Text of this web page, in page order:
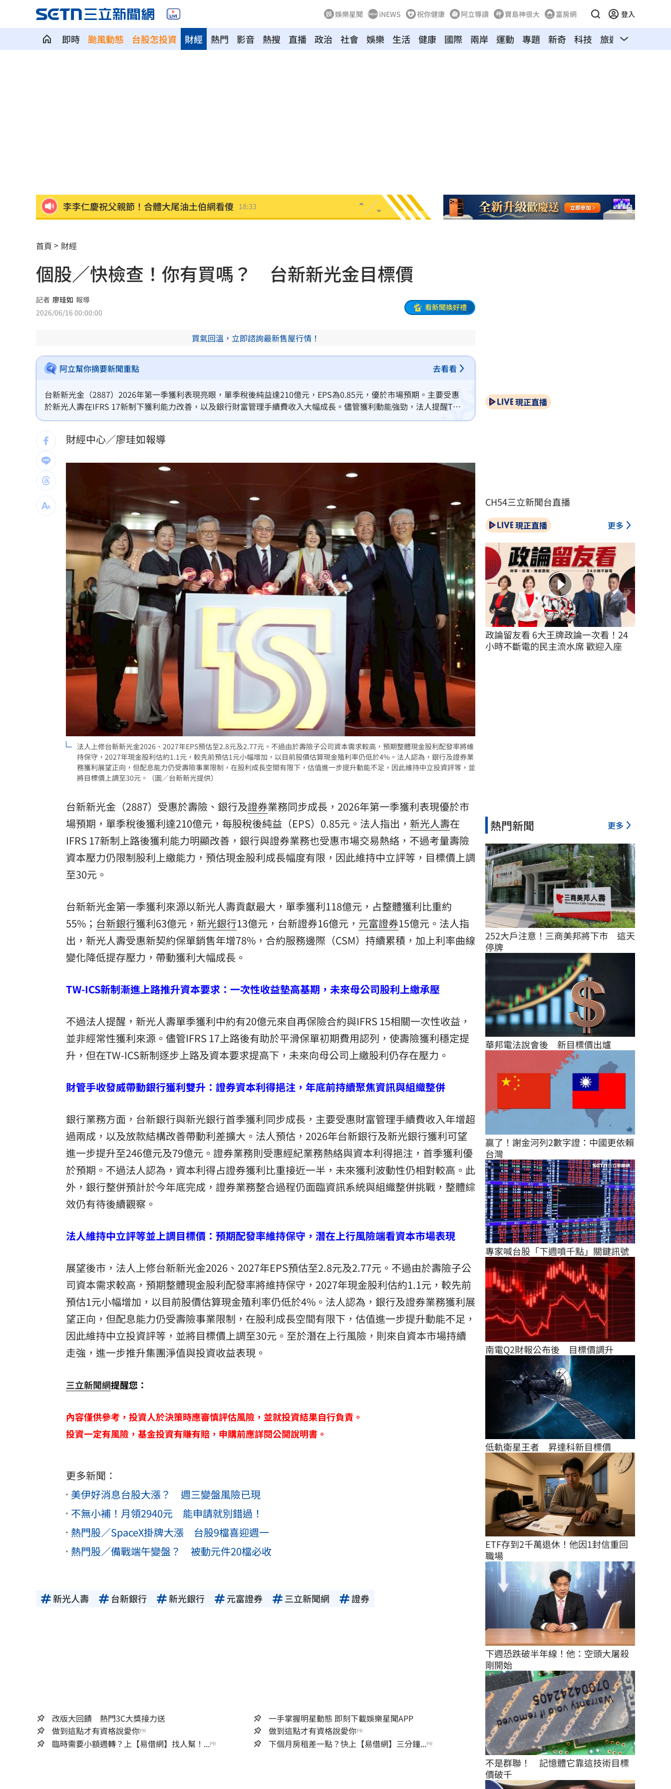
娛樂星聞 iNEWS 祝你健康 阿立導讀 寶島神很大 富房網 登入
即時 颱風動態 台股怎投資 熱門 影音 熱搜 直播 政治 社會 娛樂 生活 健康 國際 兩岸 運動
財經 專題 新奇 科技 旅遊 汽車
李李仁慶祝父親節！合體大尾油土伯網看傻 18:33
傳與女員工婚外情助升遷 FIFA主席回應了
台灣高中生超神！這賽事拿下1金2銀2銅 18:27
二伯衣印哈哈鄙卑 專家：別穿去日本被笑
向中國洩半導體機密 前SK海力士員工慘了
基隆房仲淹水控回覆不實 公所：門牌誤會 18:18
戰疫苗！他再批蔣萬安：神也是你鬼也是你
星二代闖好聲音挨轟 歌手親姊心疼發聲了 18:13
命理師騙「子宮有嬰靈」拿雞蛋性侵得逞 18:13
42歲情色片女星閃嫁 對象是前職棒投手
黃仁勳告白喜歡華莎！她尬稱：不知他是誰 18:10
風大雨大沒放假？她轟蔣萬安用1句話卸責
白海豚沒陸警卻比巴威有感！氣象署曝關鍵 18:09
台灣彩券開獎直播中 20:31
LIVE三立+24小時直播 15:27
三立iNEWS新聞台線上直播 18:00
台彩父親節推新刮刮樂千萬頭獎超「爸」氣 12:00
商場戰國來臨 台中「頂奢大道」逐漸成形
「拍片人的多重宇宙」職涯論壇9/12登場！ 10:30
8國球員齊聚高雄 Formosa 7s掀足球熱潮
理想混蛋號召粉絲跨海追星吃美食！
首頁 財經
個股／快檢查！你有買嗎？ 台新新光金目標價
記者 廖珪如 報導
2026/06/16 00:00:00
看新聞換好禮
買氣回溫，立即諮詢最新售屋行情！
阿立幫你摘要新聞重點 去看看
台新新光金（2887）2026年第一季獲利表現亮眼，單季稅後純益達210億元，EPS為0.85元，優於市場預期。主要受惠
於新光人壽在IFRS 17新制下獲利能力改善，以及銀行財富管理手續費收入大幅成長。儘管獲利動能強勁，法人提醒TW-
ICS新制帶來的資本壓力仍限制未來股利上繳能力，預估現金股利配發將維持保守。法人維持中立評等，並將目標價上調
至30元，後續整併綜效與資本市場表現仍是觀察關鍵。
財經中心／廖珪如報導
法人上修台新新光金2026、2027年EPS預估至2.8元及2.77元。不過由於壽險子公司資本需求較高，預期整體現金股利配發率將維
持保守，2027年現金股利估約1.1元，較先前預估1元小幅增加，以目前股價估算現金殖利率仍低於4%。法人認為，銀行及證券業
務獲利展望正向，但配息能力仍受壽險事業限制，在股利成長空間有限下，估值進一步提升動能不足，因此維持中立投資評等，並
將目標價上調至30元。（圖／台新新光提供）
台新新光金（2887）受惠於壽險、銀行及證券業務同步成長，2026年第一季獲利表現優於市
場預期，單季稅後獲利達210億元，每股稅後純益（EPS）0.85元。法人指出， 新光人壽在
IFRS 17新制上路後獲利能力明顯改善，銀行與證券業務也受惠市場交易熱絡，不過考量壽險
資本壓力仍限制股利上繳能力，預估現金股利成長幅度有限，因此維持中立評等，目標價上調
至30元。
台新新光金第一季獲利來源以新光人壽貢獻最大，單季獲利118億元，占整體獲利比重約
55%； 台新銀行獲利63億元， 新光銀行13億元，台新證券16億元， 元富證券15億元。法人指
出，新光人壽受惠新契約保單銷售年增78%，合約服務邊際（CSM）持續累積，加上利率曲線
變化降低提存壓力，帶動獲利大幅成長。
TW-ICS新制漸進上路推升資本要求：一次性收益墊高基期，未來母公司股利上繳承壓
不過法人提醒，新光人壽單季獲利中約有20億元來自再保險合約與IFRS 15相關一次性收益，
並非經常性獲利來源。儘管IFRS 17上路後有助於平滑保單初期費用認列，使壽險獲利穩定提
升，但在TW-ICS新制逐步上路及資本要求提高下，未來向母公司上繳股利仍存在壓力。
財管手收發威帶動銀行獲利雙升：證券資本利得挹注，年底前持續聚焦資訊與組織整併
銀行業務方面，台新銀行與新光銀行首季獲利同步成長，主要受惠財富管理手續費收入年增超
過兩成，以及放款結構改善帶動利差擴大。法人預估，2026年台新銀行及新光銀行獲利可望
進一步提升至246億元及79億元。證券業務則受惠經紀業務熱絡與資本利得挹注，首季獲利優
於預期。不過法人認為，資本利得占證券獲利比重接近一半，未來獲利波動性仍相對較高。此
外，銀行整併預計於今年底完成，證券業務整合過程仍面臨資訊系統與組織整併挑戰，整體綜
效仍有待後續觀察。
法人維持中立評等並上調目標價：預期配發率維持保守，潛在上行風險端看資本市場表現
展望後市，法人上修台新新光金2026、2027年EPS預估至2.8元及2.77元。不過由於壽險子公
司資本需求較高，預期整體現金股利配發率將維持保守，2027年現金股利估約1.1元，較先前
預估1元小幅增加，以目前股價估算現金殖利率仍低於4%。法人認為，銀行及證券業務獲利展
望正向，但配息能力仍受壽險事業限制，在股利成長空間有限下，估值進一步提升動能不足，
因此維持中立投資評等，並將目標價上調至30元。至於潛在上行風險，則來自資本市場持續
走強，進一步推升集團淨值與投資收益表現。
三立新聞網提醒您：
內容僅供參考，投資人於決策時應審慎評估風險，並就投資結果自行負責。
投資一定有風險，基金投資有賺有賠，申購前應詳閱公開說明書。
更多新聞：
美伊好消息台股大漲？ 週三變盤風險已現
不無小補！月領2940元 能申請就別錯過！
熱門股／SpaceX掛牌大漲 台股9檔喜迎週一
熱門股／備戰端午變盤？ 被動元件20檔必收
新光人壽 台新銀行 新光銀行 元富證券 三立新聞網 證券
改版大回饋 熱門3C大獎接力送
一手掌握明星動態 即刻下載娛樂星聞APP
做到這點才有資格說愛你PR 做到這點才有資格說愛你PR
臨時需要小額週轉？上【易借網】找人幫！...PR 下個月房租差一點？快上【易借網】三分鐘...PR
現正直播
CH54三立新聞台直播
現正直播 更多
政論留友看 6大王牌政論一次看！24
小時不斷電的民主流水席 歡迎入座
熱門新聞 更多
252大戶注意！三商美邦將下市　這天
停牌
華邦電法說會後　新目標價出爐
贏了！謝金河列2數字證：中國更依賴
台灣
專家喊台股「下週噴千點」關鍵訊號
南電Q2財報公布後　目標價調升
低軌衛星王者　昇達科新目標價
ETF存到2千萬退休！他因1封信重回
職場
下週恐跌破半年線！他：空頭大屠殺
剛開始
不是群聯！　記憶體它靠這技術目標
價破千